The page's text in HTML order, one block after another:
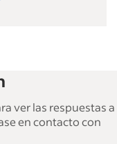
ver las respuestas a
en contacto con